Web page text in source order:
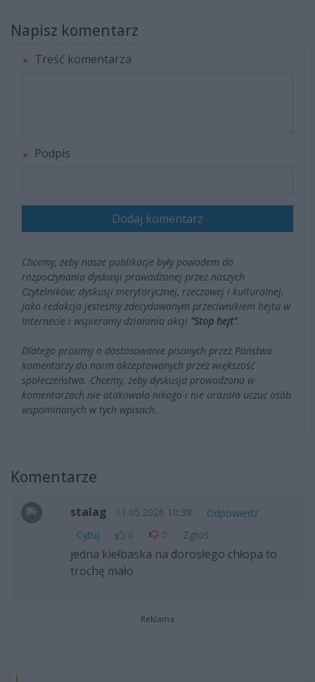
Napisz komentarz
Treść komentarza
Podpis
Dodaj komentarz
Chcemy, żeby nasze publikacje były powodem do
rozpoczynania dyskusji prowadzonej przez naszych
Czytelników; dyskusji merytorycznej, rzeczowej i kulturalnej.
Jako redakcja jesteśmy zdecydowanym przeciwnikiem hejtu w
Internecie i wspieramy działania akcji "Stop hejt".
Dlatego prosimy o dostosowanie pisanych przez Państwa
komentarzy do norm akceptowanych przez większość
społeczeństwa. Chcemy, żeby dyskusja prowadzona w
komentarzach nie atakowała nikogo i nie urażała uczuć osób
wspominanych w tych wpisach.
Komentarze
stalag 11.05.2026 10:38
Odpowiedz
Cytuj
0 0 Zgłoś
jedna kiełbaska na dorosłego chłopa to
trochę mało
Reklama